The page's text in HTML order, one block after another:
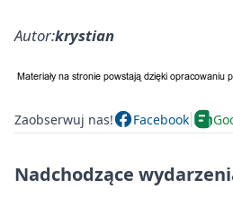
Autor:krystian
Zaobserwuj nas! Facebook
Nadchodzące